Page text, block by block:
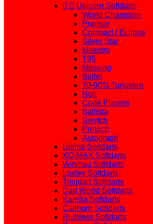
  Unicorn Softdarts
World Champion
Premier
Compact / Eclipse
Silver Star
Maestro
T95
Messing
Bullet
70-90% Tungsten
Noir
Code Players
Ballista
Swytch
Protech
Autograph
Ultima Softdarts
XQ-MAX Softdarts
Winmau Softdarts
Loxley Softdarts
Trinidad Softdarts
Dart World Softdarts
Karella Softdarts
Caliburn Softdarts
Ruthless Softdarts